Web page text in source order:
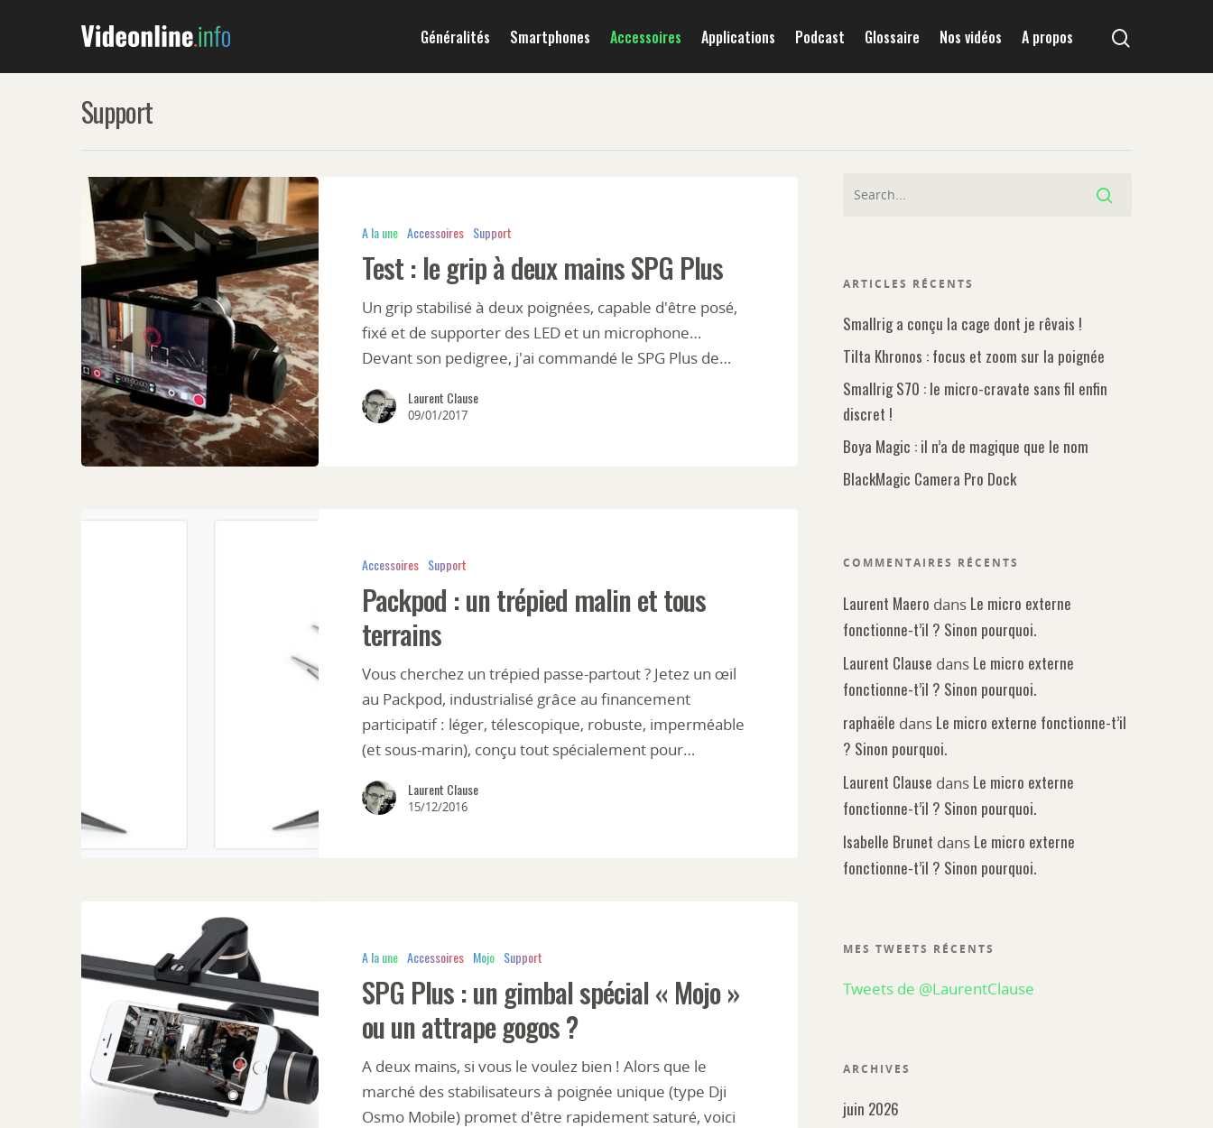
Généralités Smartphones Accessoires Applications Podcast Glossaire Nos vidéos A propos
Support
A la une Accessoires Support
Test : le grip à deux mains SPG Plus
Un grip stabilisé à deux poignées, capable d'être posé,
fixé et de supporter des LED et un microphone…
Devant son pedigree, j'ai commandé le SPG Plus de…
Laurent Clause
09/01/2017
Accessoires Support
Packpod : un trépied malin et tous
terrains
Vous cherchez un trépied passe-partout ? Jetez un œil
au Packpod, industrialisé grâce au financement
participatif : léger, télescopique, robuste, imperméable
(et sous-marin), conçu tout spécialement pour…
Laurent Clause
15/12/2016
A la une Accessoires Mojo Support
SPG Plus : un gimbal spécial « Mojo »
ou un attrape gogos ?
A deux mains, si vous le voulez bien ! Alors que le
marché des stabilisateurs à poignée unique (type Dji
Osmo Mobile) promet d'être rapidement saturé, voici
ARTICLES RÉCENTS
Smallrig a conçu la cage dont je rêvais !
Tilta Khronos : focus et zoom sur la poignée
Smallrig S70 : le micro-cravate sans fil enfin
discret !
Boya Magic : il n’a de magique que le nom
BlackMagic Camera Pro Dock
COMMENTAIRES RÉCENTS
Laurent Maero dans Le micro externe
fonctionne-t’il ? Sinon pourquoi.
Laurent Clause dans Le micro externe
fonctionne-t’il ? Sinon pourquoi.
raphaële dans Le micro externe fonctionne-t’il
? Sinon pourquoi.
Laurent Clause dans Le micro externe
fonctionne-t’il ? Sinon pourquoi.
Isabelle Brunet dans Le micro externe
fonctionne-t’il ? Sinon pourquoi.
MES TWEETS RÉCENTS
Tweets de @LaurentClause
ARCHIVES
juin 2026